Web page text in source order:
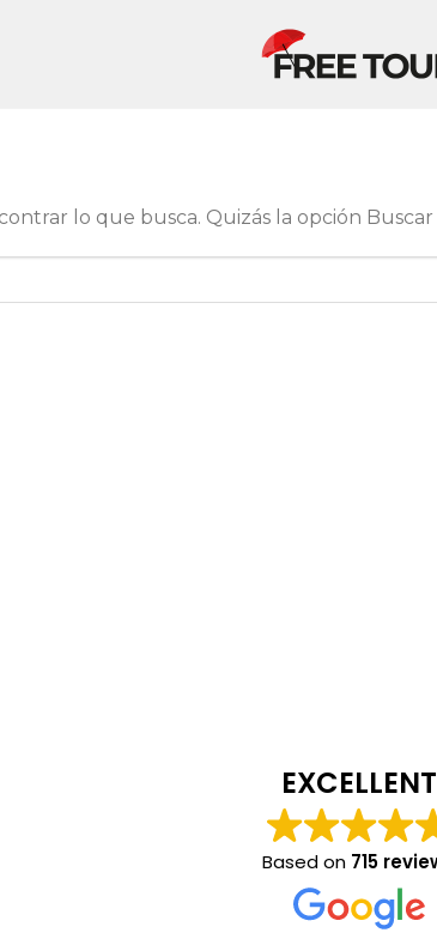
lo que busca. Quizás la opción
EXCELLENT
Based on 715